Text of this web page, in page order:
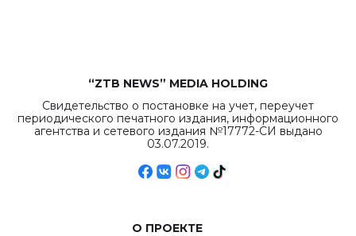
“ZTB NEWS” MEDIA HOLDING
Свидетельство о постановке на учет, переучет
периодического печатного издания, информационного
агентства и сетевого издания №17772-СИ выдано
03.07.2019.
О ПРОЕКТЕ